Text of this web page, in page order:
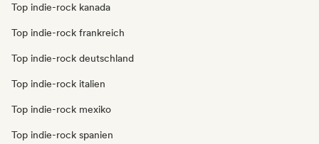
Top indie-rock kanada
Top indie-rock frankreich
Top indie-rock deutschland
Top indie-rock italien
Top indie-rock mexiko
Top indie-rock spanien